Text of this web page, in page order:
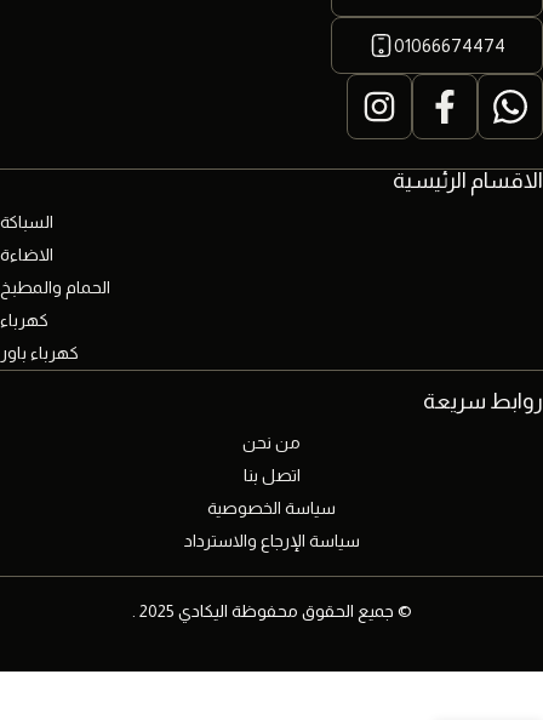
الاقسام الرئيسية
السباكة
الاضاءة
الحمام والمطبخ
كهرباء
كهرباء باور
01066674474
روابط سريعة
من نحن
اتصل بنا
سياسة الخصوصية
سياسة الإرجاع والاسترداد
© جميع الحقوق محفوظة اليكادي 2025 .